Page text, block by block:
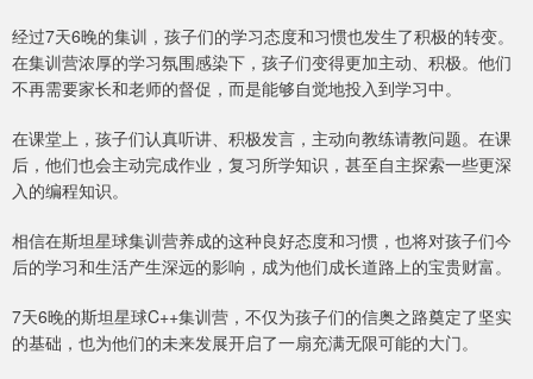
经过7天6晚的集训，孩子们的学习态度和习惯也发生了积极的转变。
在集训营浓厚的学习氛围感染下，孩子们变得更加主动、积极。他们
不再需要家长和老师的督促，而是能够自觉地投入到学习中。
在课堂上，孩子们认真听讲、积极发言，主动向教练请教问题。在课
后，他们也会主动完成作业，复习所学知识，甚至自主探索一些更深
入的编程知识。
相信在斯坦星球集训营养成的这种良好态度和习惯，也将对孩子们今
后的学习和生活产生深远的影响，成为他们成长道路上的宝贵财富。
7天6晚的斯坦星球C++集训营，不仅为孩子们的信奥之路奠定了坚实
的基础，也为他们的未来发展开启了一扇充满无限可能的大门。